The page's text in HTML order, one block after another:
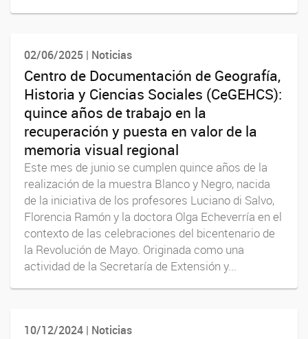
02/06/2025 | Noticias
Centro de Documentación de Geografía,
Historia y Ciencias Sociales (CeGEHCS):
quince años de trabajo en la
recuperación y puesta en valor de la
memoria visual regional
Este mes de junio se cumplen quince años de la
realización de la muestra Blanco y Negro, nacida
de la iniciativa de los profesores Luciano di Salvo,
Florencia Ramón y la doctora Olga Echeverría en el
contexto de las celebraciones del bicentenario de
la Revolución de Mayo. Originada como una
actividad de la Secretaría de Extensión y...
10/12/2024 | Noticias